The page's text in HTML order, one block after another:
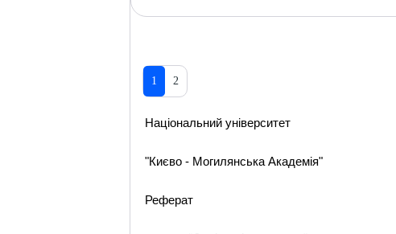
1 2
Національний університет
"Києво - Могилянська Академія"
Реферат